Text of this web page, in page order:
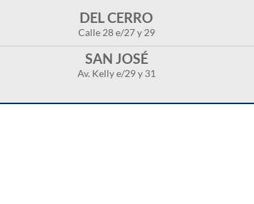
DEL CERRO
Calle 28 e/27 y 29
SAN JOSÉ
Av. Kelly e/29 y 31